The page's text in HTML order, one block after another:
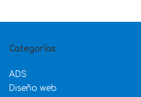
Categorías
ADS
Diseño web